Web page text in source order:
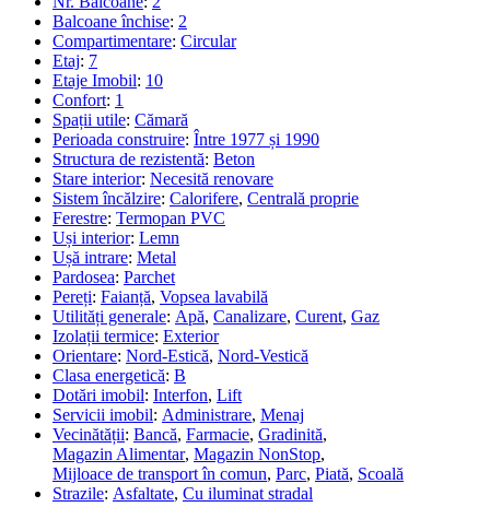
Balcoane închise: 2
Compartimentare: Circular
Etaj: 7
Etaje Imobil: 10
Confort: 1
Spații utile: Cămară
Perioada construire: Între 1977 și 1990
Structura de rezistentă: Beton
Stare interior: Necesită renovare
Sistem încălzire: Calorifere, Centrală proprie
Ferestre: Termopan PVC
Uși interior: Lemn
Ușă intrare: Metal
Pardosea: Parchet
Pereți: Faianță, Vopsea lavabilă
Utilități generale: Apă, Canalizare, Curent, Gaz
Izolații termice: Exterior
Orientare: Nord-Estică, Nord-Vestică
Clasa energetică: B
Dotări imobil: Interfon, Lift
Servicii imobil: Administrare, Menaj
Vecinătății: Bancă, Farmacie, Gradinită,
Magazin Alimentar, Magazin NonStop,
Mijloace de transport în comun, Parc, Piată, Scoală
Strazile: Asfaltate, Cu iluminat stradal